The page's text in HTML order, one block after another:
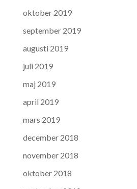
oktober 2019
september 2019
augusti 2019
juli 2019
maj 2019
april 2019
mars 2019
december 2018
november 2018
oktober 2018